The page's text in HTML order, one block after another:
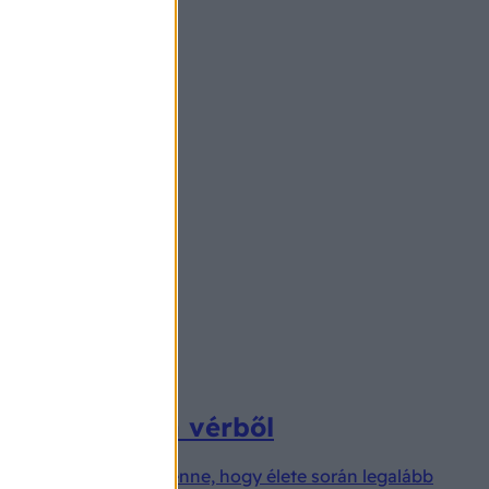
a vérből
szerint fontos lenne, hogy élete során legalább